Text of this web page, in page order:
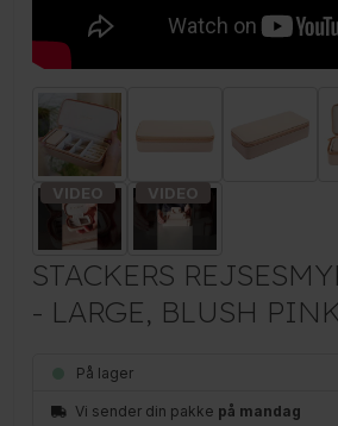
STACKERS
- LARGE, BLUSH PINK
På lager
Vi sender din pakke på mandag